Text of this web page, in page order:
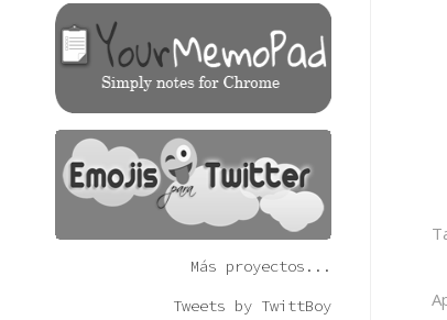
Más proyectos...
Tweets by TwittBoy